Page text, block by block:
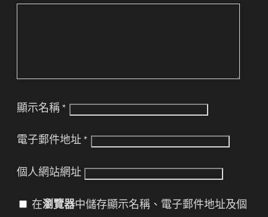
顯示名稱 *
電子郵件地址 *
個人網站網址
在瀏覽器中儲存顯示名稱、電子郵件地址及個